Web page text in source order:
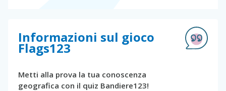
Informazioni sul gioco
Flags123
Metti alla prova la tua conoscenza
geografica con il quiz Bandiere123!